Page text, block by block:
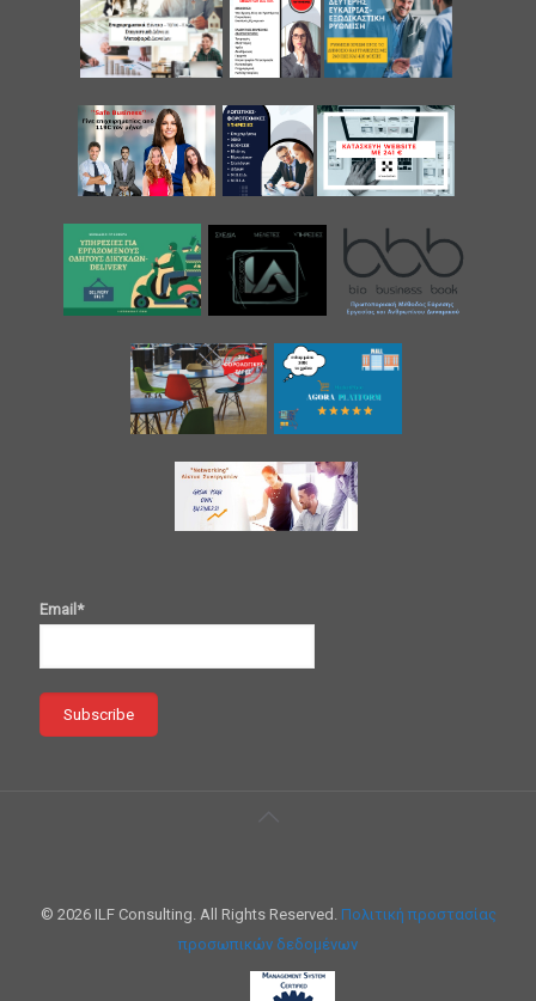
Email*
© 2026 ILF Consulting. All Rights Reserved. Πολιτική προστασίας
προσωπικών δεδομένων